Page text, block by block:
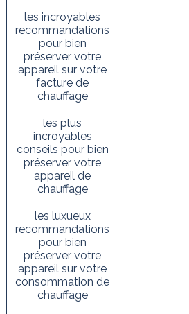
les incroyables
recommandations
pour bien
préserver votre
appareil sur votre
facture de
chauffage
les plus
incroyables
conseils pour bien
préserver votre
appareil de
chauffage
les luxueux
recommandations
pour bien
préserver votre
appareil sur votre
consommation de
chauffage